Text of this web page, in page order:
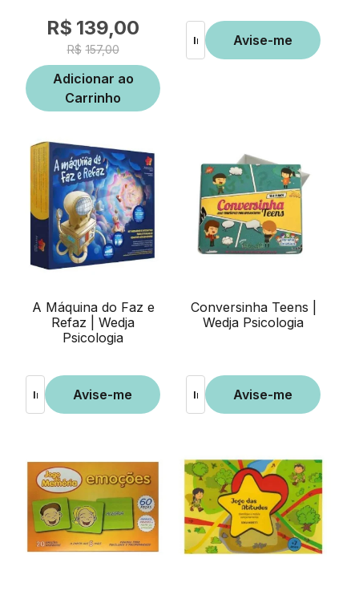
157,00
139,00
Adicionar ao
Carrinho
A Máquina do Faz e
Refaz | Wedja
Psicologia
Conversinha Teens |
Wedja Psicologia